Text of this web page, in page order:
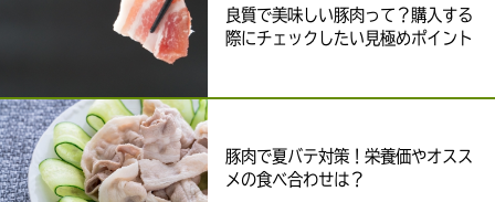
良質で美味しい豚肉って？購入する
際にチェックしたい見極めポイント
豚肉で夏バテ対策！栄養価やオスス
メの食べ合わせは？